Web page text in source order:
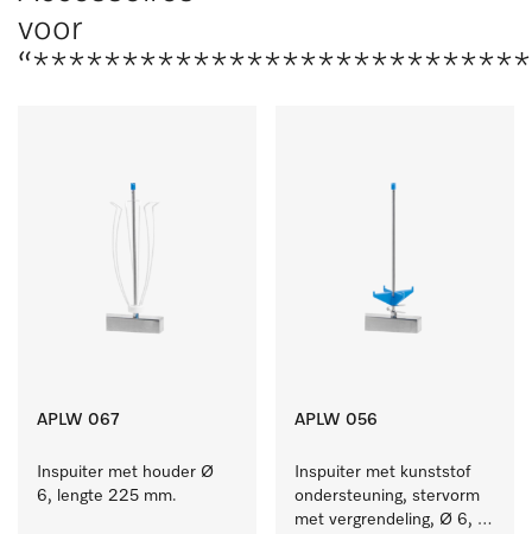
voor
APLW 067
Inspuiter met houder Ø
6, lengte 225 mm.
APLW 056
Inspuiter met kunststof
ondersteuning, stervorm
met vergrendeling, Ø 6,